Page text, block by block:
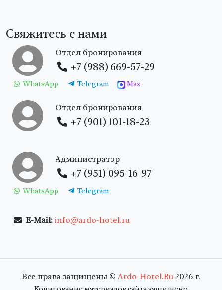
Свяжитесь с нами
Отдел бронирования
+7 (988) 669-57-29
WhatsApp Telegram Max
Отдел бронирования
+7 (901) 101-18-23
Администратор
+7 (951) 095-16-97
WhatsApp Telegram
E-Mail: info@ardo-hotel.ru
Все права защищены ©Ardo-Hotel.Ru 2026 г.